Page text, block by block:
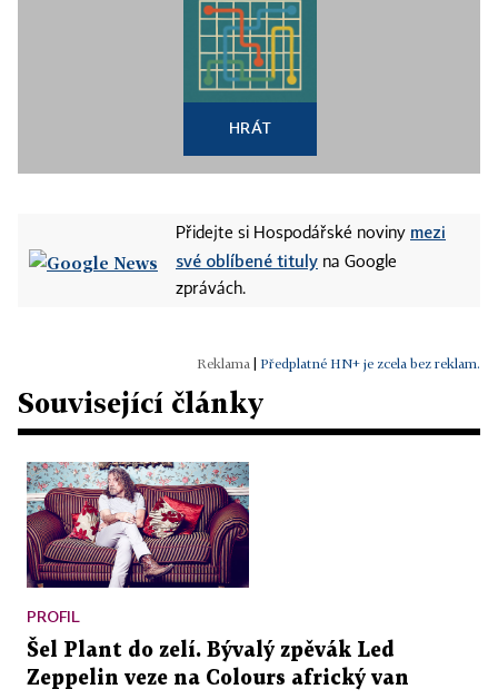
HRÁT
Přidejte si Hospodářské noviny mezi
své oblíbené tituly na Google
zprávách.
Předplatné HN+ je zcela bez reklam.
Související články
PROFIL
Šel Plant do zelí. Bývalý zpěvák Led
Zeppelin veze na Colours africký van